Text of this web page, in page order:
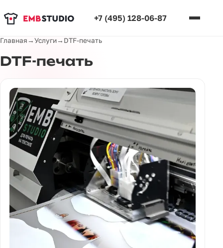
+7 (495) 128-06-87
Главная→Услуги→ DTF-печать
DTF-печать